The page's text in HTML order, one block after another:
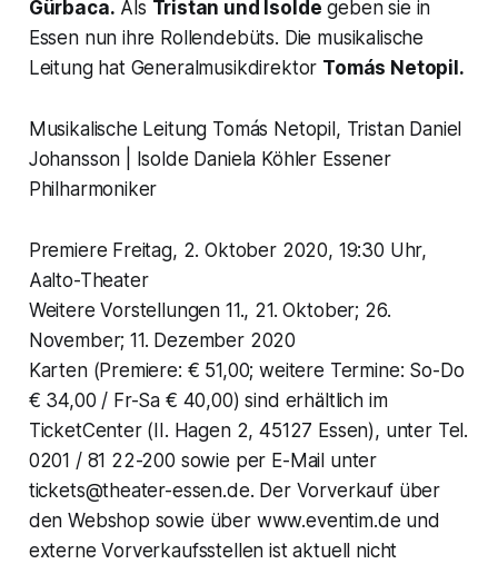
Gürbaca. Als Tristan und Isolde geben sie in
Essen nun ihre Rollendebüts. Die musikalische
Leitung hat Generalmusikdirektor Tomás Netopil.
Musikalische Leitung Tomás Netopil, Tristan Daniel
Johansson | Isolde Daniela Köhler Essener
Philharmoniker
Premiere Freitag, 2. Oktober 2020, 19:30 Uhr,
Aalto-Theater
Weitere Vorstellungen 11., 21. Oktober; 26.
November; 11. Dezember 2020
Karten (Premiere: € 51,00; weitere Termine: So-Do
€ 34,00 / Fr-Sa € 40,00) sind erhältlich im
TicketCenter (II. Hagen 2, 45127 Essen), unter Tel.
0201 / 81 22-200 sowie per E-Mail unter
tickets@theater-essen.de. Der Vorverkauf über
den Webshop sowie über www.eventim.de und
externe Vorverkaufsstellen ist aktuell nicht